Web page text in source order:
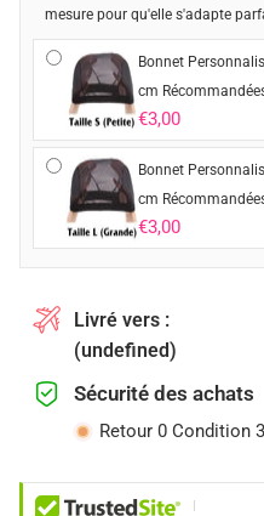
mesure pour qu'elle s'adapte
Bonnet
cm
€3,00
Bonnet
cm
€3,00
Livré vers :
(undefined)
Sécurité des achats
Retour 0 Condition